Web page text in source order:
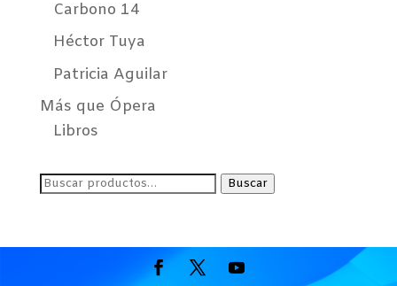
Carbono 14
Héctor Tuya
Patricia Aguilar
Más que Ópera
Libros
Buscar
Buscar